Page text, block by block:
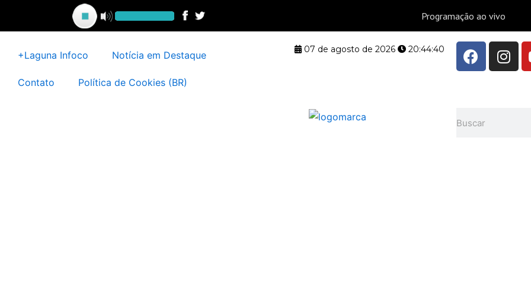
conteúdo
+Laguna Infoco Notícia em Destaque
Contato Política de Cookies (BR)
07 de agosto de 2026 20:44:40
F
a
o
I
n